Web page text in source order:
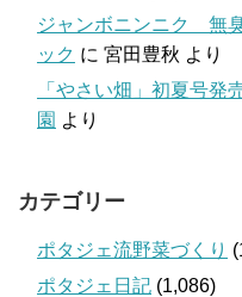
ジャンボニンニク 無
ック に 宮田豊秋 より
「やさい畑」初夏号発
園 より
カテゴリー
ポタジェ流野菜づくり
ポタジェ日記 (1,086)